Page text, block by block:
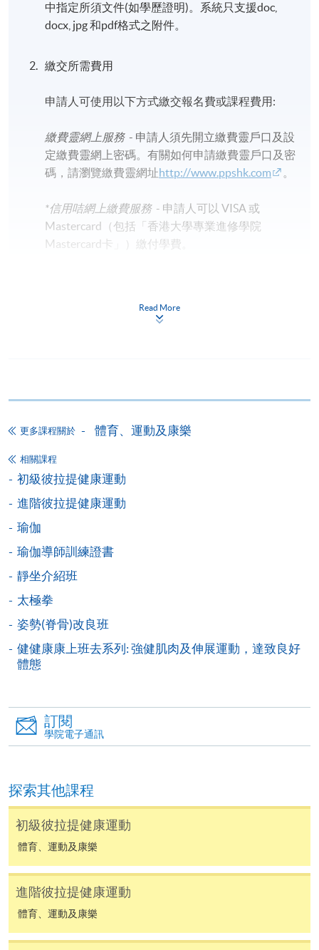
中指定所須文件(如學歷證明)。系統只支援doc,
docx, jpg 和pdf格式之附件。
繳交所需費用
申請人可使用以下方式繳交報名費或課程費用:
繳費靈網上服務- 申請人須先開立繳費靈戶口及設
定繳費靈網上密碼。有關如何申請繳費靈戶口及密
碼，請瀏覽繳費靈網址http://www.ppshk.com 。
*信用咭網上繳費服務- 申請人可以 VISA 或
Mastercard（包括「香港大學專業進修學院
Mastercard卡」）繳付學費。
-短期課程
-個別學歷頒授課程
報讀同一學歷頒授課程內其他單元
交下期學費的學員，提供網上服務，如學員就讀的課
程設有此服務，課程負責人會通知學員有關程序。
VISA 或 Mastercard、「微信支付」(Online WeChat
Pay) 、「支付寶」(Online Alipay) 或 「轉數快」(FPS)
繳付學費。
親身報名/郵遞
報讀新課程
凡以「先到先得」為取錄方式的課程，請填妥
SF26報名表，親往報名中心或以郵遞方式連同學
費以及所需證明文件呈交。
申請學歷頒授及專業課程可能需要其他資料，報名
表可向報名中心或有關課程負責人索取。填妥申請
表格後，請連同報名費/學費以及所需證明文件親
Read More
更多課程關於 體育、運動及康樂
相關課程
初級彼拉提健康運動
進階彼拉提健康運動
瑜伽
瑜伽導師訓練證書
靜坐介紹班
太極拳
姿勢(脊骨)改良班
健健康康上班去系列: 強健肌肉及伸展運動，達致良好
體態
訂閱
學院電子通訊
探索其他課程
初級彼拉提健康運動
體育、運動及康樂
進階彼拉提健康運動
體育、運動及康樂